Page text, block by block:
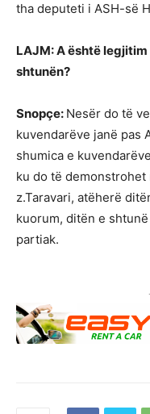
tha deputeti i ASH-së
LAJM: A është
shtunën?
Snopçe: Nesër do të
kuvendarëve janë pas
shumica e
ku do të
z.Taravari, atëherë
kuorum, ditën e
partiak.